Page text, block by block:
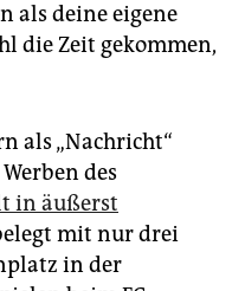
als deine eigene
die Zeit gekommen,
als „Nachricht“
des
in äußerst
mit nur drei
in der